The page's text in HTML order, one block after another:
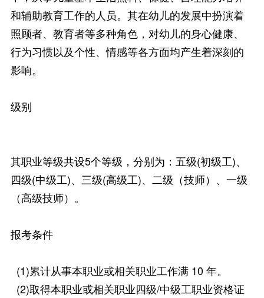
和辅助教育工作的人员。其在幼儿的发展中扮演着
照顾者、教育者等多种角色，对幼儿的身心健康、
行为习惯以及个性、情感等各方面均产生着深刻的
影响。
级别
其职业等级共设5个等级，分别为：五级(初级工)、
四级(中级工)、三级(高级工)、二级（技师）、一级
（高级技师）。
报考条件
(1)累计从事本职业或相关职业工作满 10 年。
(2)取得本职业或相关职业四级/中级工职业资格证